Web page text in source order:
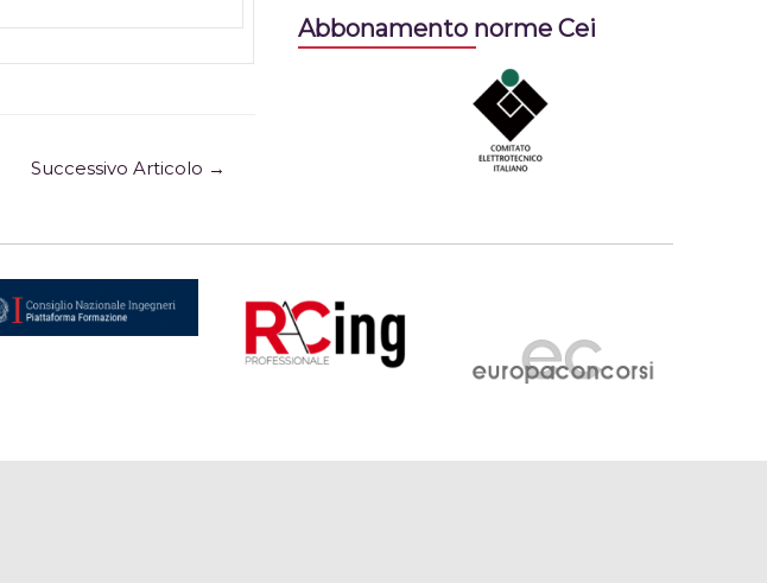
Successivo Articolo →
Abbonamento norme Cei